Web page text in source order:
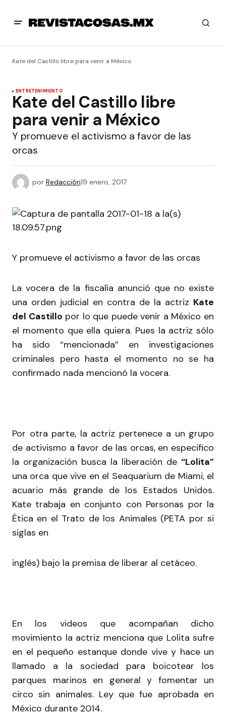
Kate del Castillo libre para venir a México
ENTRETENIMIENTO
Kate del Castillo libre
para venir a México
Y promueve el activismo a favor de las
orcas
por Redacción19 enero, 2017
Y promueve el activismo a favor de las orcas
La vocera de la fiscalía anunció que no existe
una orden judicial en contra de la actriz Kate
del Castillo por lo que puede venir a México en
el momento que ella quiera. Pues la actriz sólo
ha sido “mencionada” en investigaciones
criminales pero hasta el momento no se ha
confirmado nada mencionó la vocera.
Por otra parte, la actriz pertenece a un grupo
de activismo a favor de las orcas, en especifico
la organización busca la liberación de “Lolita”
una orca que vive en el Seaquarium de Miami, el
acuario más grande de los Estados Unidos.
Kate trabaja en conjunto con Personas por la
Ética en el Trato de los Animales (PETA por si
siglas en
inglés) bajo la premisa de liberar al cetáceo.
En los videos que acompañan dicho
movimiento la actriz menciona que Lolita sufre
en el pequeño estanque donde vive y hace un
llamado a la sociedad para boicotear los
parques marinos en general y fomentar un
circo sin animales. Ley que fue aprobada en
México durante 2014.